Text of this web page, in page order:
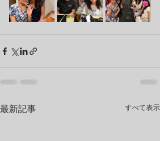
最新記事 すべて表示